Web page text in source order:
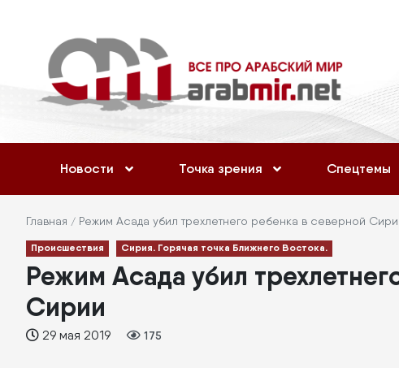
основному
содержанию
учётной
записи
пользователя
Новости Точка зрения Спецтемы
Строка
навигации
Главная Режим Асада убил трехлетнего ребенка в северной
Происшествия Сирия. Горячая точка Ближнего Востока.
Режим Асада убил
Сирии
29 мая 2019 175